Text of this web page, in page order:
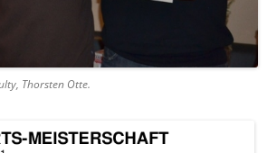
Thorsten Otte.